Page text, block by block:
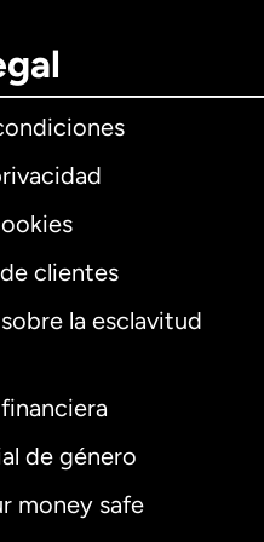
clientes
la esclavitud
de género
money safe
Internacional
Alemania